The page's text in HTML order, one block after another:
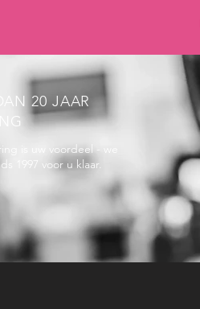
20 JAAR
is uw voordeel - we
1997 voor u klaar.